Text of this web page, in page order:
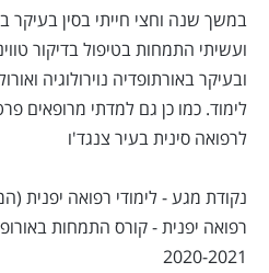
במשך שנה וחצי חייתי בסין בעיקר
ועשיתי התמחות בטיפול בדיקור
לימוד. כמו כן גם למדתי מרופאים
לרפואה סינית בעיר צנגד'ו
נקודת מגע - לימודי רפואה יפנית
רפואה יפנית - קורס התמחות
2020-2021